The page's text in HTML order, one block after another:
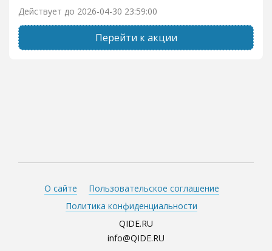
Действует до 2026-04-30 23:59:00
Перейти к акции
О сайте
Пользовательское соглашение
Политика конфиденциальности
QIDE.RU
info@QIDE.RU